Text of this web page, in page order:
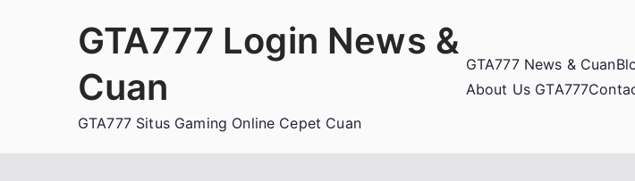
GTA777 Login News &
Cuan
GTA777 Situs Gaming Online Cepet Cuan
GTA777 News & Cuan
About Us GTA777